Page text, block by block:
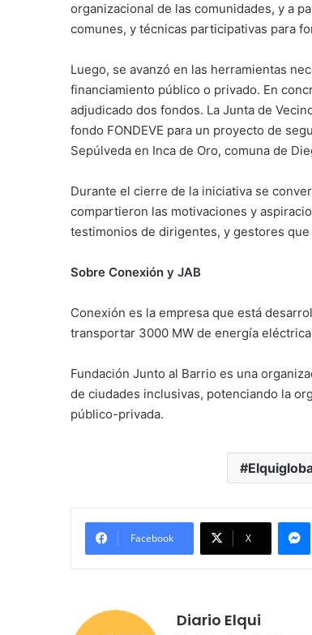
organizacional de las comunidades, y a
comunes, y técnicas participativas para
Luego, se avanzó en las herramientas
financiamiento público o privado. En
adjudicado dos fondos. La Junta de
fondo FONDEVE para un proyecto de
Sepúlveda en Inca de Oro, comuna de
Durante el cierre de la iniciativa se
compartieron las motivaciones y
testimonios de dirigentes, y gestores
Sobre Conexión y JAB
Conexión es la empresa que está
transportar 3000 MW de energía
Fundación Junto al Barrio es una
de ciudades inclusivas, potenciando la
público-privada.
Facebook X
Diario Elqui